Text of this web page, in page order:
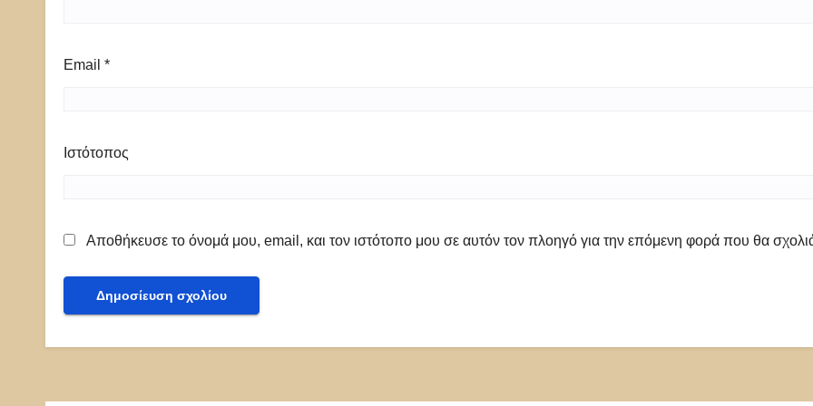
Email *
Ιστότοπος
Αποθήκευσε το όνομά μου, email, και τον ιστότοπο μου σε αυτόν τον πλοηγό για την επόμενη φορά που θα